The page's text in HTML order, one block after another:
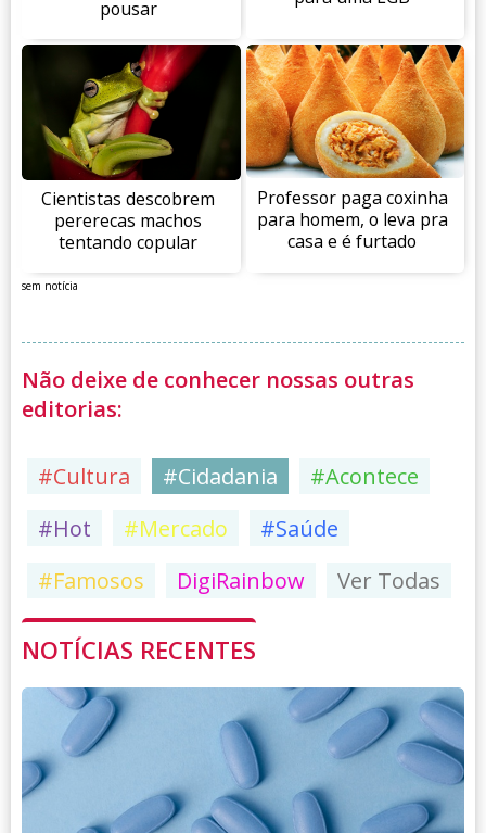
pousar
Cientistas descobrem
pererecas machos
tentando copular
Professor paga coxinha
para homem, o leva pra
casa e é furtado
sem notícia
Não deixe de conhecer nossas outras
editorias:
#Cultura #Cidadania
#Acontece
#Hot
#Mercado
#Saúde
#Famosos
DigiRainbow Ver Todas
NOTÍCIAS RECENTES